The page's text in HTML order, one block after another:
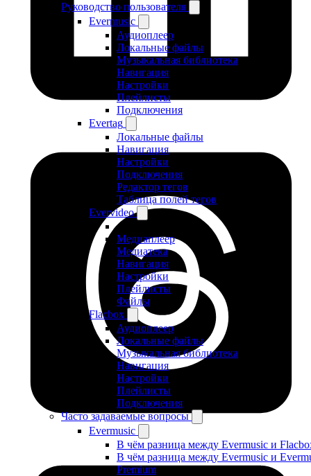
Руководство пользователя
Evermusic
Аудиоплеер
Локальные файлы
Музыкальная библиотека
Навигация
Настройки
Плейлисты
Подключения
Evertag
Локальные файлы
Навигация
Настройки
Подключения
Редактор тегов
Таблица полей тегов
Evervideo
Медиаплеер
Медиатека
Навигация
Настройки
Плейлисты
Файлы
Flacbox
Аудиоплеер
Локальные файлы
Музыкальная библиотека
Навигация
Настройки
Плейлисты
Подключения
Часто задаваемые вопросы
Evermusic
В чём разница между Evermusic и
В чём разница между Evermusic и
Premium